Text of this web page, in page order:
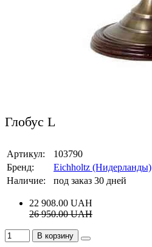
Глобус L
Артикул:
103790
Бренд:
Eichholtz (Нидерланды)
Наличие:
под заказ 30 дней
22 908.00 UAH
26 950.00UAH
В корзину